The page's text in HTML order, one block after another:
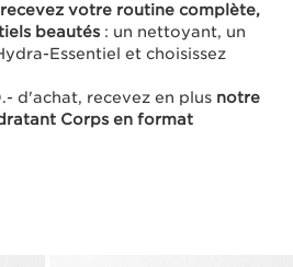
recevez votre routine complète,
beautés : un nettoyant, un
Essentiel et choisissez
d'achat, recevez en plus notre
Corps en format